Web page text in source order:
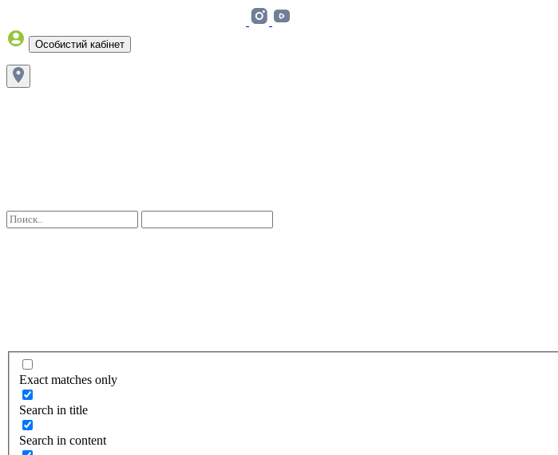
Особистий кабінет
Exact matches only
Search in title
Search in content